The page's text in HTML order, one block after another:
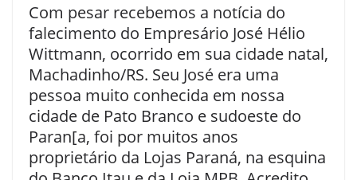
Com pesar recebemos a notícia do
falecimento do Empresário José Hélio
Wittmann, ocorrido em sua cidade natal,
Machadinho/RS. Seu José era uma
pessoa muito conhecida em nossa
cidade de Pato Branco e sudoeste do
Paran[a, foi por muitos anos
proprietário da Lojas Paraná, na esquina